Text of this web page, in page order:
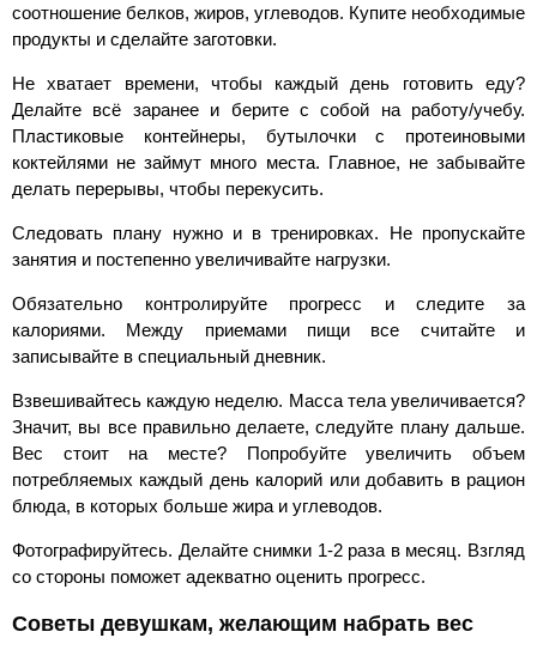
соотношение белков, жиров, углеводов. Купите необходимые
продукты и сделайте заготовки.
Не хватает времени, чтобы каждый день готовить еду?
Делайте всё заранее и берите с собой на работу/учебу.
Пластиковые контейнеры, бутылочки с протеиновыми
коктейлями не займут много места. Главное, не забывайте
делать перерывы, чтобы перекусить.
Следовать плану нужно и в тренировках. Не пропускайте
занятия и постепенно увеличивайте нагрузки.
Обязательно контролируйте прогресс и следите за
калориями. Между приемами пищи все считайте и
записывайте в специальный дневник.
Взвешивайтесь каждую неделю. Масса тела увеличивается?
Значит, вы все правильно делаете, следуйте плану дальше.
Вес стоит на месте? Попробуйте увеличить объем
потребляемых каждый день калорий или добавить в рацион
блюда, в которых больше жира и углеводов.
Фотографируйтесь. Делайте снимки 1-2 раза в месяц. Взгляд
со стороны поможет адекватно оценить прогресс.
Советы девушкам, желающим набрать вес